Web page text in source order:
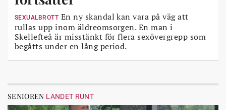
SEXUALBROTT En ny skandal kan vara på väg att
rullas upp inom äldreomsorgen. En man i
Skellefteå är misstänkt för flera sexövergrepp som
begåtts under en lång period.
SENIOREN LANDET RUNT